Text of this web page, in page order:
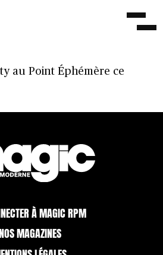
pop électrisante de Requin
au Point Éphémère ce
À MAGIC RPM
MAGAZINES